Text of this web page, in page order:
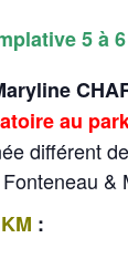
5 à
au
différent
&
: